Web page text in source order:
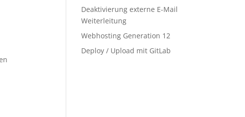
Deaktivierung externe E-Mail
Weiterleitung
Webhosting Generation 12
Deploy / Upload mit GitLab